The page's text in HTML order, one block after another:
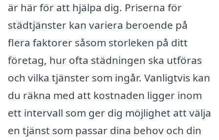
är här för att hjälpa dig. Priserna för
städtjänster kan variera beroende på
flera faktorer såsom storleken på ditt
företag, hur ofta städningen ska utföras
och vilka tjänster som ingår. Vanligtvis kan
du räkna med att kostnaden ligger inom
ett intervall som ger dig möjlighet att välja
en tjänst som passar dina behov och din